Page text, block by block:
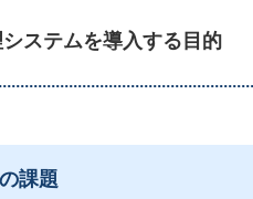
ステムを導入する目的
課題